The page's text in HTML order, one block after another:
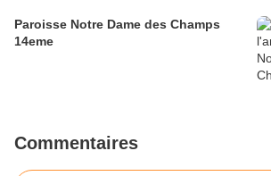
Paroisse Notre Dame des Champs
14eme
Commentaires